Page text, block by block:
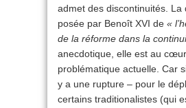
admet des discontinuités. La
posée par Benoît XVI de «
de la réforme dans la
anecdotique, elle est au
problématique actuelle. Car
y a une rupture – pour le
certains traditionalistes (qui